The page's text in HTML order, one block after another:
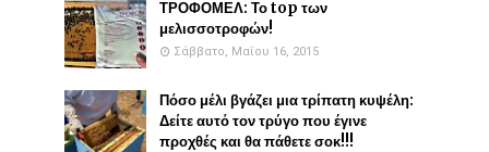
ΤΡΟΦΟΜΕΛ: Το top των
μελισσοτροφών!
Σάββατο, Μαΐου 16, 2015
Πόσο μέλι βγάζει μια τρίπατη κυψέλη:
Δείτε αυτό τον τρύγο που έγινε
προχθές και θα πάθετε σοκ!!!